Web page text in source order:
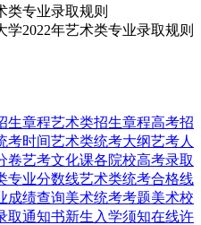
学2022年艺术类专业录取规则
生章程艺术类招生章程高考招
考时间艺术类统考大纲艺考人
卷艺考文化课各院校高考录取
专业分数线艺术类统考合格线
成绩查询美术统考考题美术校
取通知书新生入学须知在线许